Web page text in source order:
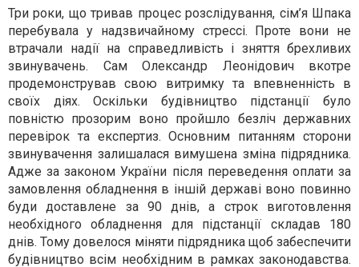
Три роки, що тривав процес розслідування, сім’я Шпака
перебувала у надзвичайному стрессі. Проте вони не
втрачали надії на справедливість і зняття брехливих
звинувачень. Сам Олександр Леонідович вкотре
продемонстрував свою витримку та впевненність в
своїх діях. Оскільки будівництво підстанції було
повністю прозорим воно пройшло безліч державних
перевірок та експертиз. Основним питанням сторони
звинувачення залишалася вимушена зміна підрядника.
Адже за законом України після переведення оплати за
замовлення обладнення в іншій державі воно повинно
буди доставлене за 90 днів, а строк виготовлення
необхідного обладнення для підстанції складав 180
днів. Тому довелося міняти підрядника щоб забеспечити
будівництво всім необхідним в рамках законодавства.